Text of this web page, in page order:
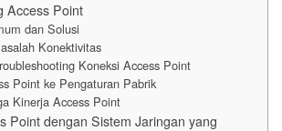
Access Point
dan Solusi
Konektivitas
Koneksi Access Point
Point ke Pengaturan Pabrik
Kinerja Access Point
Point dengan Sistem Jaringan yang